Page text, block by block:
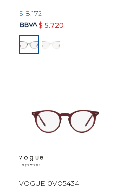
$ 8.172
$ 5.720
VOGUE 0VO5434